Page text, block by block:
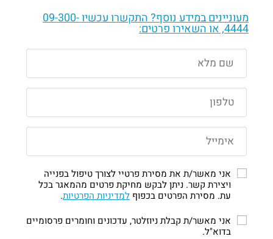
מעוניינים במידע נוסף? התקשרו עכשיו09-300-
4444, או השאירו פרטים:
אני מאשר/ת את מסירת פרטיי לצורך טיפול בפנייה
ויצירת קשר. ניתן לבקש מחיקת פרטים מהמאגר בכל
עת. מסירת הפרטים בכפוף למדיניות הפרטיות.
אני מאשר/ת קבלת ניוזלטר, עדכונים וחומרים פרסומיים
בדוא"ל.